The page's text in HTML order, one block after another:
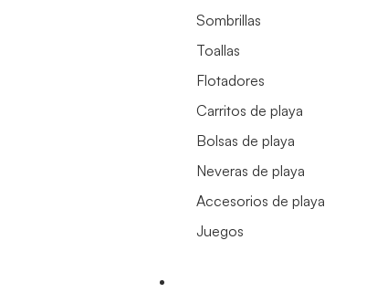
Sombrillas
Toallas
Flotadores
Carritos de playa
Bolsas de playa
Neveras de playa
Accesorios de playa
Juegos